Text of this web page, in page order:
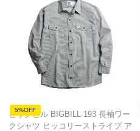
5%OFF
ビッグビル BIGBILL 193 長袖ワー
クシャツ ヒッコリーストライプ ア